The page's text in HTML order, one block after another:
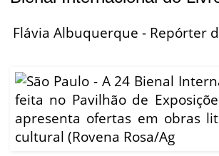
Flávia Albuquerque - Repórter